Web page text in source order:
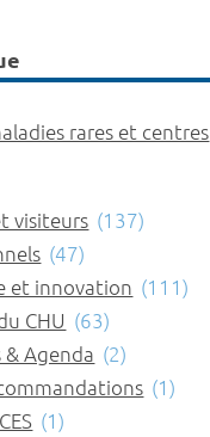
rares et centres
visiteurs (137)
(47)
et innovation (111)
CHU (63)
Agenda (2)
(1)
(1)